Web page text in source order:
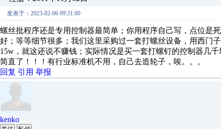
发表于：2023-02-06 09:31:00
螺丝批程序还是专用控制器最简单；你用程序自己写，点位是
好；等等细节很多；我们这里采购过一套打螺丝设备，用西门
15w，就这还说不赚钱；实际情况是买一套打螺钉的控制器几
简直了！！！有行业标准机不用，自己去造轮子，唉。。。
回复 引用 举报
kenko